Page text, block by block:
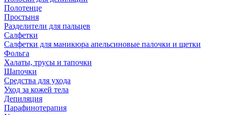
Полотенце
Простыня
Разделители для пальцев
Салфетки
Салфетки для маникюра апельсиновые палочки и щетки
Фольга
Халаты, трусы и тапочки
Шапочки
Средства для ухода
Уход за кожей тела
Депиляция
Парафинотерапия